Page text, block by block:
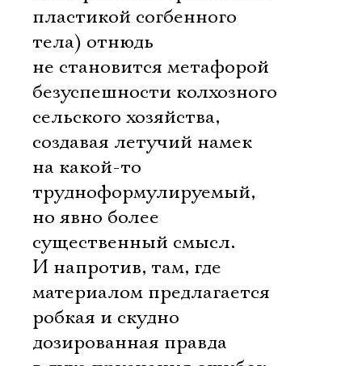
пластикой согбенного
тела) отнюдь
не становится метафорой
безуспешности колхозного
сельского хозяйства,
создавая летучий намек
на какой-то
трудноформулируемый,
но явно более
существенный смысл.
И напротив, там, где
материалом предлагается
робкая и скудно
дозированная правда